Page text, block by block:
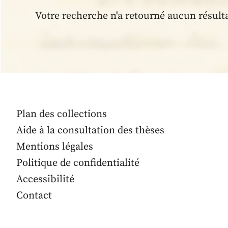
Votre recherche n'a retourné aucun
Plan des collections
Aide à la consultation des thèses
Mentions légales
Politique de confidentialité
Accessibilité
Contact